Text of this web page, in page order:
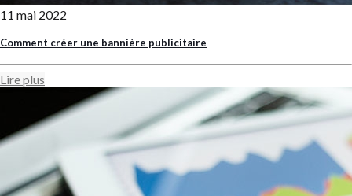
11 mai 2022
Comment créer une bannière publicitaire
Lire plus